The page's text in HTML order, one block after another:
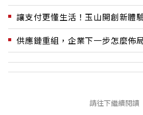
讓支付更懂生活！玉山開創新體
供應鏈重組，企業下一步怎麼佈
請往下繼續閱讀